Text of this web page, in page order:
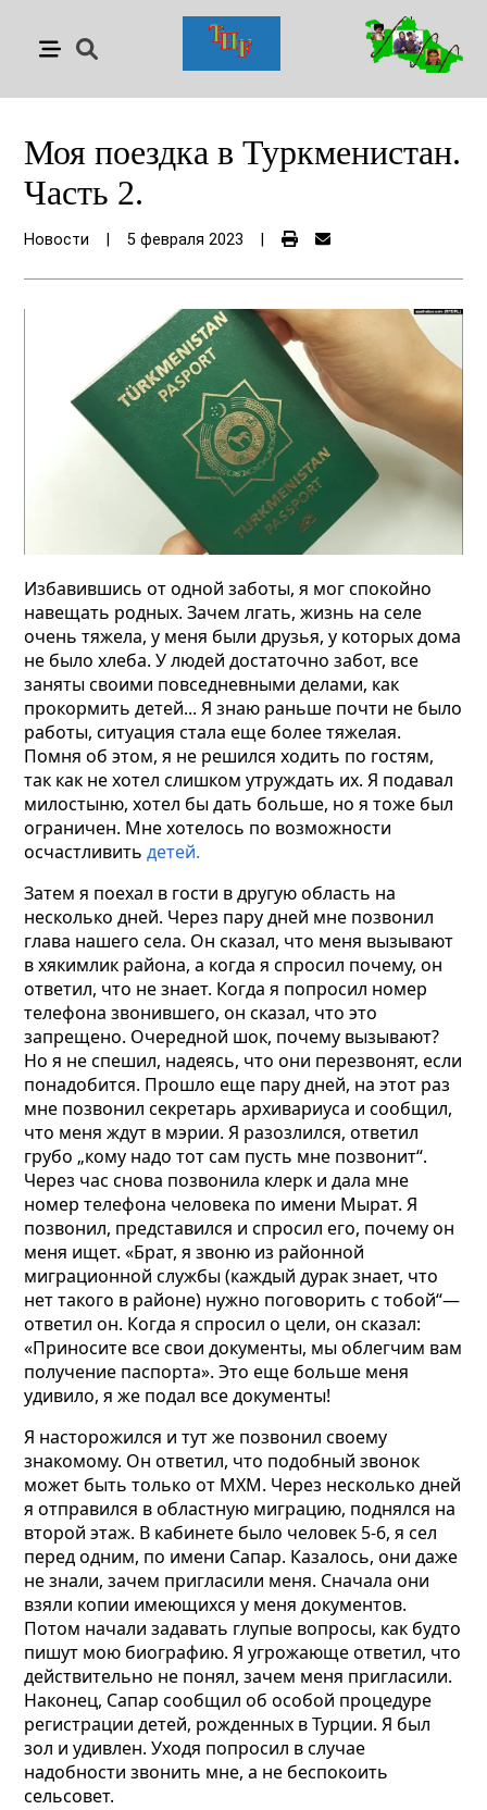
Моя поездка в Туркменистан.
Часть 2.
Новости 5 февраля 2023
Избавившись от одной заботы, я мог спокойно
навещать родных. Зачем лгать, жизнь на селе
очень тяжела, у меня были друзья, у которых дома
не было хлеба. У людей достаточно забот, все
заняты своими повседневными делами, как
прокормить детей... Я знаю раньше почти не было
работы, ситуация стала еще более тяжелая.
Помня об этом, я не решился ходить по гостям,
так как не хотел слишком утруждать их. Я подавал
милостыню, хотел бы дать больше, но я тоже был
ограничен. Мне хотелось по возможности
осчастливить детей.
Затем я поехал в гости в другую область на
несколько дней. Через пару дней мне позвонил
глава нашего села. Он сказал, что меня вызывают
в хякимлик района, а когда я спросил почему, он
ответил, что не знает. Когда я попросил номер
телефона звонившего, он сказал, что это
запрещено. Очередной шок, почему вызывают?
Но я не спешил, надеясь, что они перезвонят, если
понадобится. Прошло еще пару дней, на этот раз
мне позвонил секретарь архивариуса и сообщил,
что меня ждут в мэрии. Я разозлился, ответил
грубо „кому надо тот сам пусть мне позвонит“.
Через час снова позвонила клерк и дала мне
номер телефона человека по имени Мырат. Я
позвонил, представился и спросил его, почему он
меня ищет. «Брат, я звоню из районной
миграционной службы (каждый дурак знает, что
нет такого в районе) нужно поговорить с тобой“—
ответил он. Когда я спросил о цели, он сказал:
«Приносите все свои документы, мы облегчим вам
получение паспорта». Это еще больше меня
удивило, я же подал все документы!
Я насторожился и тут же позвонил своему
знакомому. Он ответил, что подобный звонок
может быть только от МХМ. Через несколько дней
я отправился в областную миграцию, поднялся на
второй этаж. В кабинете было человек 5-6, я сел
перед одним, по имени Сапар. Казалось, они даже
не знали, зачем пригласили меня. Сначала они
взяли копии имеющихся у меня документов.
Потом начали задавать глупые вопросы, как будто
пишут мою биографию. Я угрожающе ответил, что
действительно не понял, зачем меня пригласили.
Наконец, Сапар сообщил об особой процедуре
регистрации детей, рожденных в Турции. Я был
зол и удивлен. Уходя попросил в случае
надобности звонить мне, а не беспокоить
сельсовет.